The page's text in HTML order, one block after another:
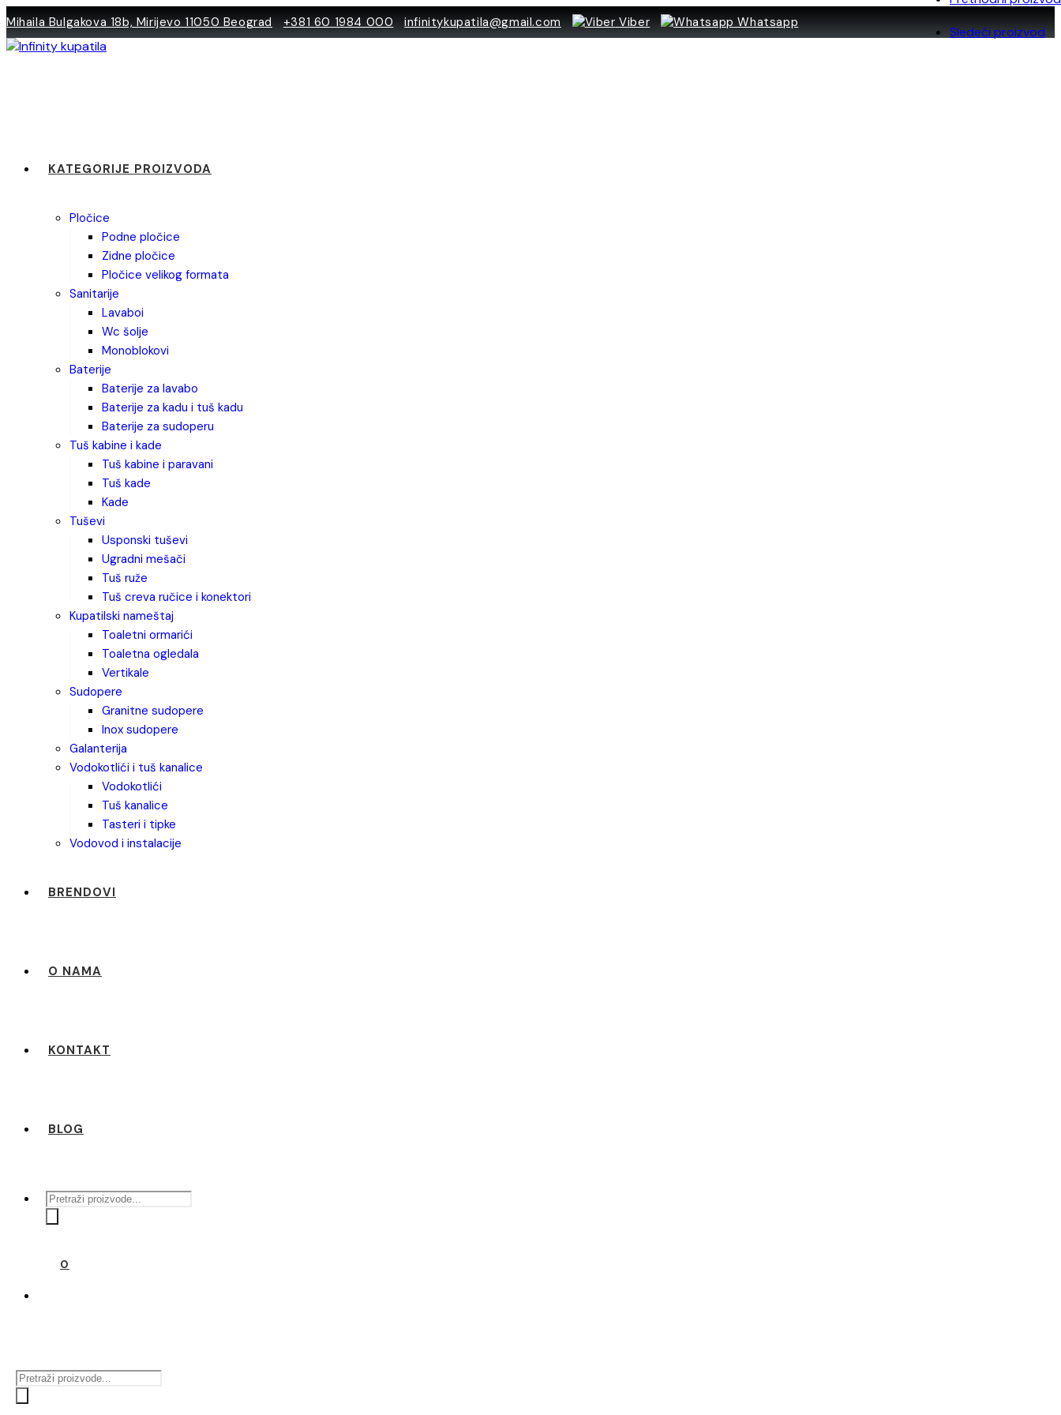
Skip
to
content
Mihaila Bulgakova 18b, Mirijevo 11050 Beograd +381 60 1984 000 infinitykupatila@gmail.com Viber Whatsapp
KATEGORIJE PROIZVODA
pločice
podne pločice
zidne pločice
pločice velikog formata
sanitarije
lavaboi
wc šolje
monoblokovi
baterije
baterije za lavabo
baterije za kadu i tuš kadu
baterije za sudoperu
tuš kabine i kade
tuš kabine i paravani
tuš kade
kade
tuševi
usponski tuševi
ugradni mešači
tuš ruže
tuš creva ručice i konektori
kupatilski nameštaj
toaletni ormarići
toaletna ogledala
vertikale
sudopere
granitne sudopere
inox sudopere
galanterija
vodokotlići i tuš kanalice
vodokotlići
tuš kanalice
tasteri i tipke
vodovod i instalacije
BRENDOVI
O NAMA
KONTAKT
BLOG
Products
search
0
Products
search
Sledeći proizvod